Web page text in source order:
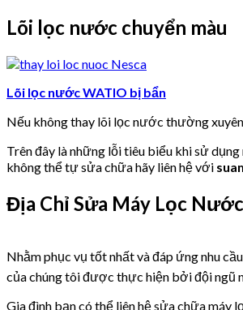
Lõi lọc nước chuyển màu
Lõi lọc nước WATIO bị bẩn
Nếu không thay lõi lọc nước thường
Trên đây là những lỗi tiêu biểu khi sử
không thể tự sửa chữa hãy liên hệ với
Địa Chỉ Sửa Máy Lọc
Nhằm phục vụ tốt nhất và đáp ứng nhu
của chúng tôi được thực hiện bởi đội ngũ
Gia đình bạn có thể liên hệ sửa chữa